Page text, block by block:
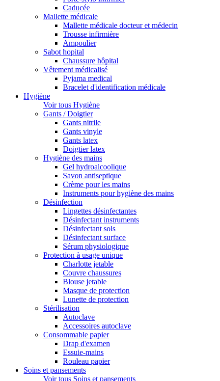
Caducée
Mallette médicale
Mallette médicale docteur et médecin
Trousse infirmière
Ampoulier
Sabot hopital
Chaussure hôpital
Vêtement médicalisé
Pyjama medical
Bracelet d'identification médicale
Hygiène
Voir tous Hygiène
Gants / Doigtier
Gants nitrile
Gants vinyle
Gants latex
Doigtier latex
Hygiène des mains
Gel hydroalcoolique
Savon antiseptique
Crème pour les mains
Instruments pour hygiène des mains
Désinfection
Lingettes désinfectantes
Désinfectant instruments
Désinfectant sols
Désinfectant surface
Sérum physiologique
Protection à usage unique
Charlotte jetable
Couvre chaussures
Blouse jetable
Masque de protection
Lunette de protection
Stérilisation
Autoclave
Accessoires autoclave
Consommable papier
Drap d'examen
Essuie-mains
Rouleau papier
Soins et pansements
Voir tous Soins et pansements